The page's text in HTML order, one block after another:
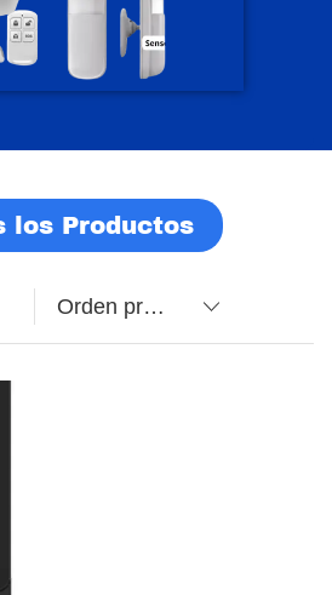
los Productos